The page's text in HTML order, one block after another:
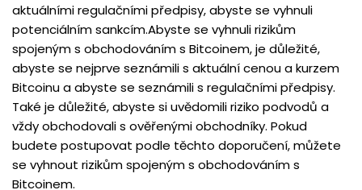
aktuálními regulačními předpisy, abyste se vyhnuli
potenciálním sankcím.Abyste se vyhnuli rizikům
spojeným s obchodováním s Bitcoinem, je důležité,
abyste se nejprve seznámili s aktuální cenou a kurzem
Bitcoinu a abyste se seznámili s regulačními předpisy.
Také je důležité, abyste si uvědomili riziko podvodů a
vždy obchodovali s ověřenými obchodníky. Pokud
budete postupovat podle těchto doporučení, můžete
se vyhnout rizikům spojeným s obchodováním s
Bitcoinem.